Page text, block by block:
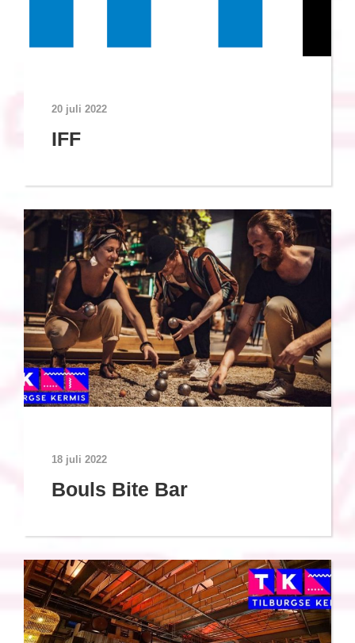
20 juli 2022
IFF
18 juli 2022
Bouls Bite Bar